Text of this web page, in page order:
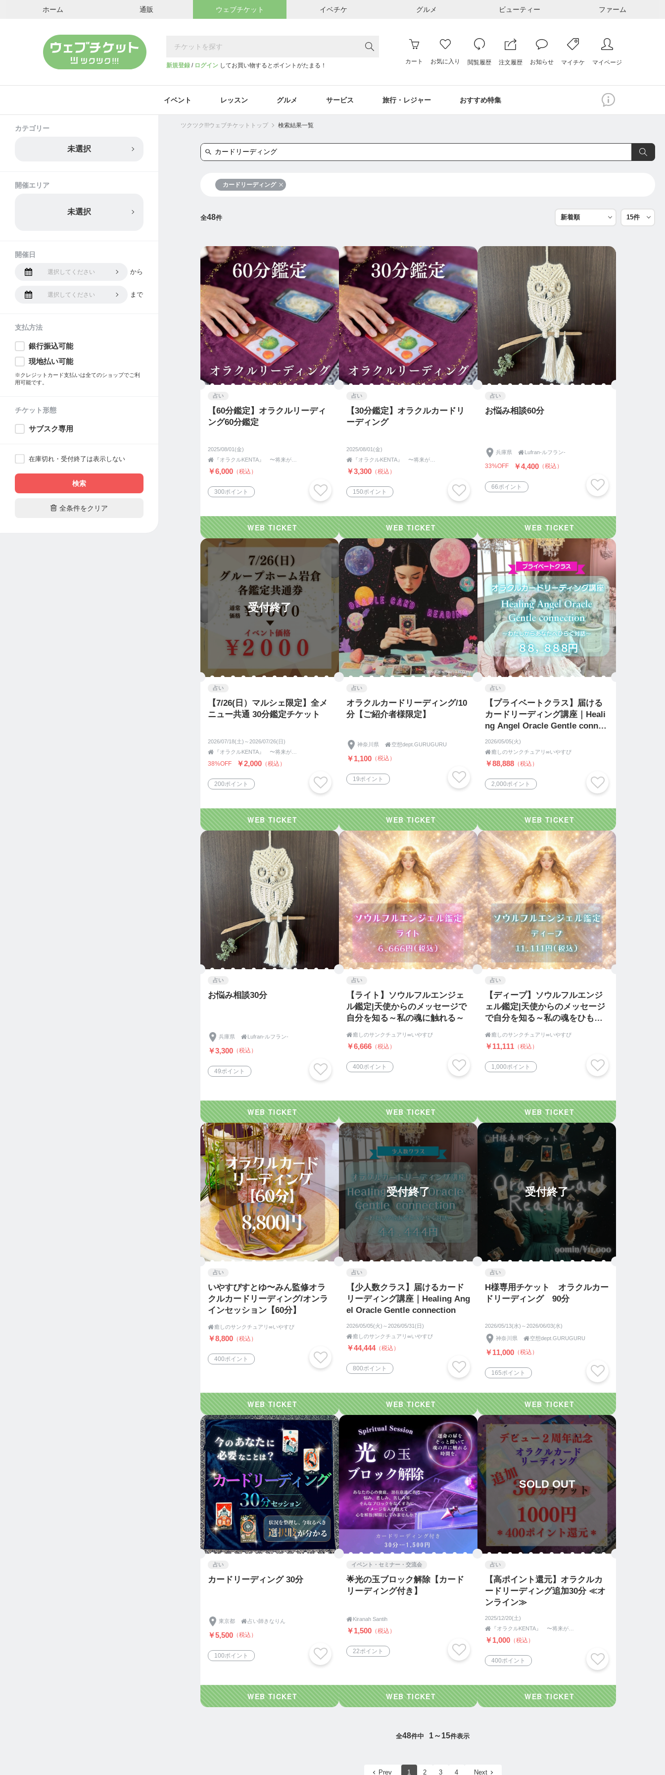
ホーム 通販 ウェブチケット イベチケ グルメ ビューティー ファーム
新規登録 / ログイン してお買い物するとポイントがたまる！
カート お気に入り 閲覧履歴 注文履歴 お知らせ マイチケ マイページ
イベント レッスン グルメ サービス 旅行・レジャー おすすめ特集
ツクツク!!!ウェブチケットトップ 検索結果一覧
カードリーディング
全48件
占い
【60分鑑定】オラクルリーディ
ング60分鑑定
2025/08/01(金)

￥6,000 （税込）
300ポイント
占い
【30分鑑定】オラクルカードリ
ーディング
2025/08/01(金)

￥3,300 （税込）
150ポイント
占い
お悩み相談60分
兵庫県  Lufran-ルフラン-
33%OFF ￥4,400 （税込）
66ポイント
受付終了
占い
【7/26(日）マルシェ限定】全メ
ニュー共通 30分鑑定チケット
2026/07/18(土)～2026/07/26(日)

38%OFF ￥2,000 （税込）
200ポイント
占い
オラクルカードリーディング/10
分【ご紹介者様限定】
神奈川県 空想dept.GURUGURU
￥1,100 （税込）
19ポイント
占い
【プライベートクラス】届ける
カードリーディング講座｜Heali
ng Angel Oracle Gentle connec
2026/05/05(火)
癒しのサンクチュアリ∞いやすぴ
￥88,888 （税込）
2,000ポイント
占い
お悩み相談30分
兵庫県  Lufran-ルフラン-
￥3,300 （税込）
49ポイント
占い
【ライト】ソウルフルエンジェ
ル鑑定|天使からのメッセージで
自分を知る～私の魂に触れる～
癒しのサンクチュアリ∞いやすぴ
￥6,666 （税込）
400ポイント
占い
【ディープ】ソウルフルエンジ
ェル鑑定|天使からのメッセージ
で自分を知る～私の魂をひもと
癒しのサンクチュアリ∞いやすぴ
￥11,111 （税込）
1,000ポイント
占い
いやすぴすとゆ〜みん監修オラ
クルカードリーディング/オンラ
インセッション【60分】
癒しのサンクチュアリ∞いやすぴ
￥8,800 （税込）
400ポイント
受付終了
占い
【少人数クラス】届けるカード
リーディング講座｜Healing Ang
el Oracle Gentle connection
2026/05/05(火)～2026/05/31(日)
癒しのサンクチュアリ∞いやすぴ
￥44,444（税込）
800ポイント
受付終了
占い
H様専用チケット オラクルカー
ドリーディング 90分
2026/05/13(水)～2026/06/03(水)
神奈川県 空想dept.GURUGURU
￥11,000 （税込）
165ポイント
占い
カードリーディング 30分
東京都 占い師きなりん
￥5,500 （税込）
100ポイント
イベント・セミナー・交流会
🌟光の玉ブロック解除【カード
リーディング付き】
Kiranah Santih
￥1,500 （税込）
22ポイント
SOLD OUT
占い
【高ポイント還元】オラクルカ
ードリーディング追加30分 ≪オ
ンライン≫
2025/12/20(土)

￥1,000 （税込）
400ポイント
全48件中 1～15件表示
Prev 1 2 3 4 Next
カテゴリー
未選択
開催エリア
未選択
開催日
選択してください から
選択してください まで
支払方法
銀行振込可能
現地払い可能
※クレジットカード支払いは全てのショップでご利
用可能です。
チケット形態
サブスク専用
在庫切れ・受付終了は表示しない
検索
 全条件をクリア